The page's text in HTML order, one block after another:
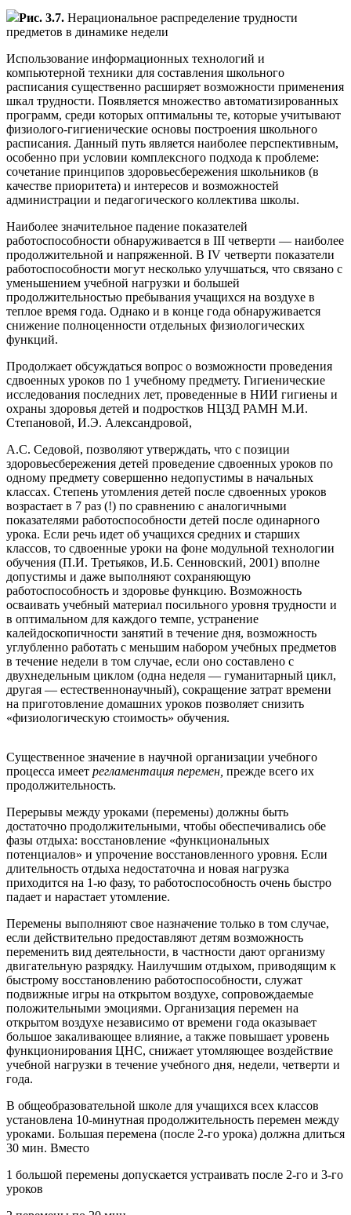
Рис. 3.7. Нерациональное распределение трудности
предметов в динамике недели
Использование информационных технологий и
компьютерной техники для составления школьного
расписания существенно расширяет возможности применения
шкал трудности. Появляется множество автоматизированных
программ, среди которых оптимальны те, которые учитывают
физиолого-гигиенические основы построения школьного
расписания. Данный путь является наиболее перспективным,
особенно при условии комплексного подхода к проблеме:
сочетание принципов здоровьесбережения школьников (в
качестве приоритета) и интересов и возможностей
администрации и педагогического коллектива школы.
Наиболее значительное падение показателей
работоспособности обнаруживается в III четверти — наиболее
продолжительной и напряженной. В IV четверти показатели
работоспособности могут несколько улучшаться, что связано с
уменьшением учебной нагрузки и большей
продолжительностью пребывания учащихся на воздухе в
теплое время года. Однако и в конце года обнаруживается
снижение полноценности отдельных физиологических
функций.
Продолжает обсуждаться вопрос о возможности проведения
сдвоенных уроков по 1 учебному предмету. Гигиенические
исследования последних лет, проведенные в НИИ гигиены и
охраны здоровья детей и подростков НЦЗД РАМН М.И.
Степановой, И.Э. Александровой,
А.С. Седовой, позволяют утверждать, что с позиции
здоровьесбережения детей проведение сдвоенных уроков по
одному предмету совершенно недопустимы в начальных
классах. Степень утомления детей после сдвоенных уроков
возрастает в 7 раз (!) по сравнению с аналогичными
показателями работоспособности детей после одинарного
урока. Если речь идет об учащихся средних и старших
классов, то сдвоенные уроки на фоне модульной технологии
обучения (П.И. Третьяков, И.Б. Сенновский, 2001) вполне
допустимы и даже выполняют сохраняющую
работоспособность и здоровье функцию. Возможность
осваивать учебный материал посильного уровня трудности и
в оптимальном для каждого темпе, устранение
калейдоскопичности занятий в течение дня, возможность
углубленно работать с меньшим набором учебных предметов
в течение недели в том случае, если оно составлено с
двухнедельным циклом (одна неделя — гуманитарный цикл,
другая — естественнонаучный), сокращение затрат времени
на приготовление домашних уроков позволяет снизить
«физиологическую стоимость» обучения.
Существенное значение в научной организации учебного
процесса имеет регламентация перемен, прежде всего их
продолжительность.
Перерывы между уроками (перемены) должны быть
достаточно продолжительными, чтобы обеспечивались обе
фазы отдыха: восстановление «функциональных
потенциалов» и упрочение восстановленного уровня. Если
длительность отдыха недостаточна и новая нагрузка
приходится на 1-ю фазу, то работоспособность очень быстро
падает и нарастает утомление.
Перемены выполняют свое назначение только в том случае,
если действительно предоставляют детям возможность
переменить вид деятельности, в частности дают организму
двигательную разрядку. Наилучшим отдыхом, приводящим к
быстрому восстановлению работоспособности, служат
подвижные игры на открытом воздухе, сопровождаемые
положительными эмоциями. Организация перемен на
открытом воздухе независимо от времени года оказывает
большое закаливающее влияние, а также повышает уровень
функционирования ЦНС, снижает утомляющее воздействие
учебной нагрузки в течение учебного дня, недели, четверти и
года.
В общеобразовательной школе для учащихся всех классов
установлена 10-минутная продолжительность перемен между
уроками. Большая перемена (после 2-го урока) должна длиться
30 мин. Вместо
1 большой перемены допускается устраивать после 2-го и 3-го
уроков